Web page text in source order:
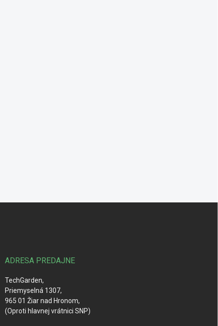
ADRESA PREDAJNE
TechGarden,
Priemyselná 1307,
965 01 Žiar nad Hronom,
(Oproti hlavnej vrátnici SNP)